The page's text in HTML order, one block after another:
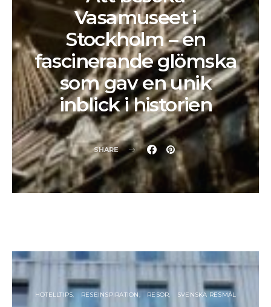
Vasamuseet i
Stockholm – en
fascinerande glömska
som gav en unik
inblick i historien
SHARE
HOTELLTIPS RESEINSPIRATION RESOR SVENSKA RESMÅL